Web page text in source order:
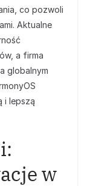
co pozwoli
Aktualne
a firma
globalnym
i lepszą
w